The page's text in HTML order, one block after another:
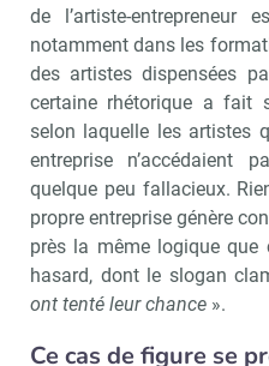
de l’artiste-entrepreneur
notamment dans les
des artistes dispensées
certaine rhétorique a fait
selon laquelle les artistes
entreprise
quelque peu fallacieux.
propre entreprise génère
près la même logique que
hasard, dont le slogan
ont tenté leur chance ».
Ce cas de figure se